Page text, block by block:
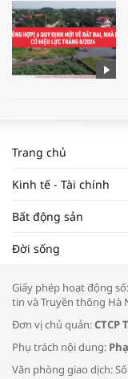
Trang chủ
Kinh tế - Tài chính
Bất động sản
Đời sống
Giấy phép hoạt động
tin và Truyền thông Hà
Đơn vị chủ quản:CTCP
Phụ trách nội dung:
Văn phòng giao dịch: